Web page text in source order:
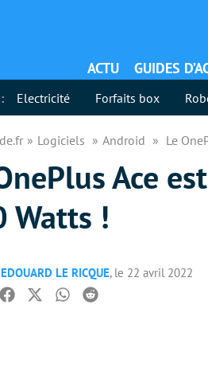
ACTU GUIDES
Electricité Forfaits box
Logiciels Android Le
Ace
Watts !
EDOUARD LE RICQUE, le 22 avril 2022
Facebook
TwitterWhatsapp
Reddit